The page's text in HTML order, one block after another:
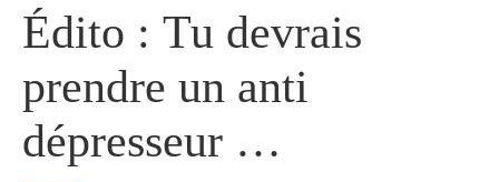
d'Ariane
Édito : Tu devrais
prendre un anti
dépresseur …